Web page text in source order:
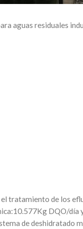
aguas residuales
tratamiento de los
DQO/
de deshidratado